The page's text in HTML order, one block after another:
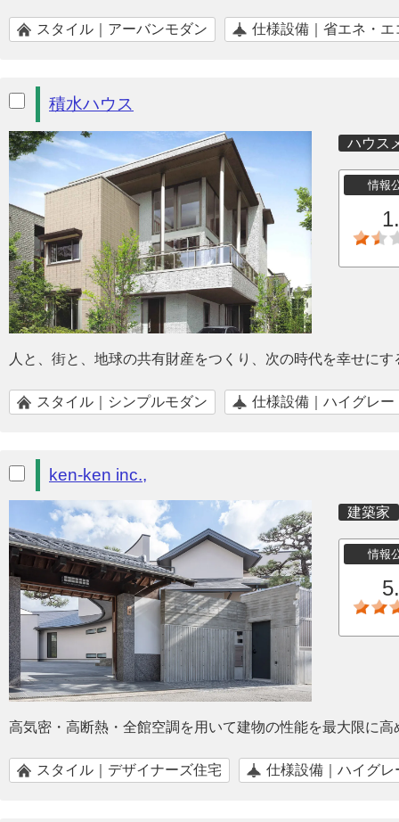
スタイル｜アーバンモダン 仕様設備｜省エネ・エ
積水ハウス
ハウス
情報
人と、街と、地球の共有財産をつくり、次の時代を幸せに
スタイル｜シンプルモダン 仕様設備｜ハイグレー
ken-ken inc.,
建築家
情報
高気密・高断熱・全館空調を用いて建物の性能を最大限に
スタイル｜デザイナーズ住宅 仕様設備｜ハイグレ